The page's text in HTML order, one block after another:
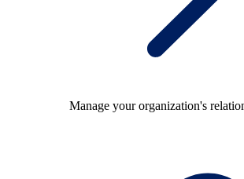
Manage your organization's